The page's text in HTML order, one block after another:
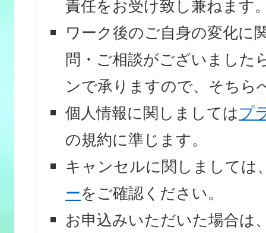
責任をお受け致し兼ねます
ワーク後のご自身の変化に
問・ご相談がございました
ンで承りますので、そちら
個人情報に関しましてはプ
の規約に準じます。
キャンセルに関しましては
ーをご確認ください。
お申込みいただいた場合は